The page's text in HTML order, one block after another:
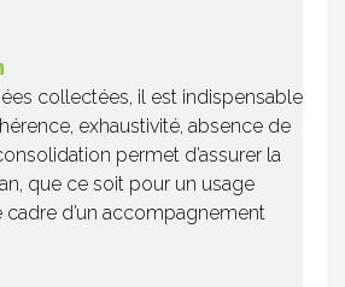
collectées, il est indispensable
exhaustivité, absence de
permet d’assurer la
que ce soit pour un usage
cadre d’un accompagnement